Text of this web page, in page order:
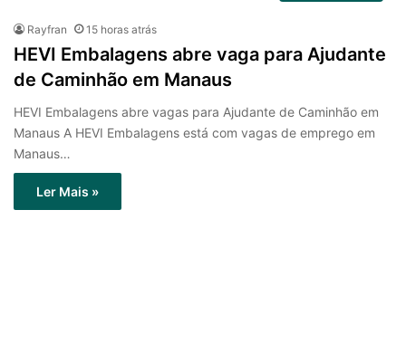
Rayfran 15 horas atrás
HEVI Embalagens abre vaga para Ajudante
de Caminhão em Manaus
HEVI Embalagens abre vagas para Ajudante de Caminhão em
Manaus A HEVI Embalagens está com vagas de emprego em
Manaus…
Ler Mais »